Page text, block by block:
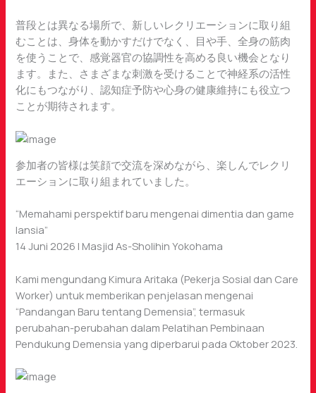
普段とは異なる場所で、新しいレクリエーションに取り組
むことは、身体を動かすだけでなく、目や手、全身の筋肉
を使うことで、感覚器官の協調性を高める良い機会となり
ます。また、さまざまな刺激を受けることで神経系の活性
化にもつながり、認知症予防や心身の健康維持にも役立つ
ことが期待されます。
参加者の皆様は笑顔で交流を深めながら、楽しんでレクリ
エーションに取り組まれていました。
“Memahami perspektif baru mengenai dimentia dan game
lansia”
14 Juni 2026 | Masjid As-Sholihin Yokohama
Kami mengundang Kimura Aritaka (Pekerja Sosial dan Care
Worker) untuk memberikan penjelasan mengenai
“Pandangan Baru tentang Demensia”, termasuk
perubahan-perubahan dalam Pelatihan Pembinaan
Pendukung Demensia yang diperbarui pada Oktober 2023.